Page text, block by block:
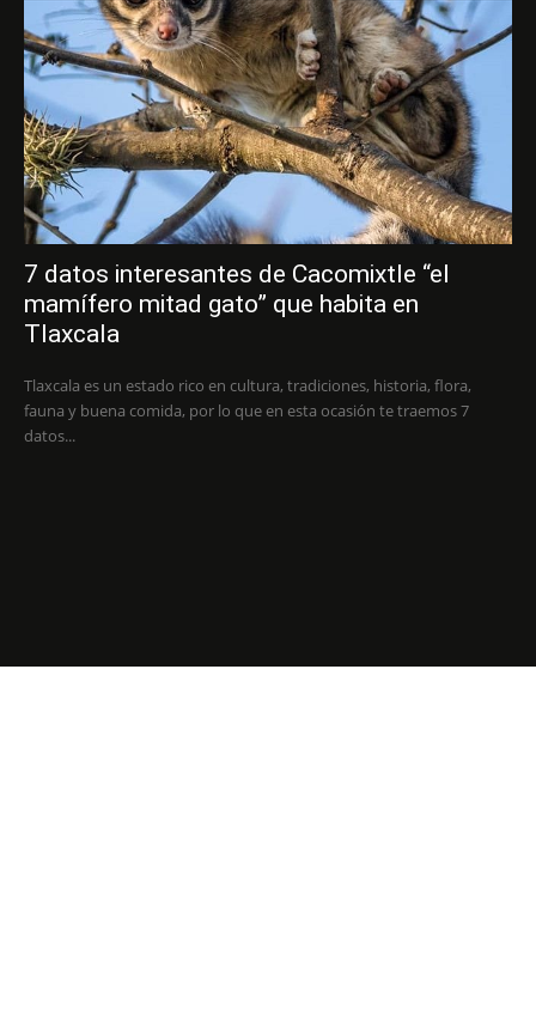
7 datos interesantes de Cacomixtle “el
mamífero mitad gato” que habita en
Tlaxcala
Tlaxcala es un estado rico en cultura, tradiciones, historia, flora,
fauna y buena comida, por lo que en esta ocasión te traemos 7
datos...